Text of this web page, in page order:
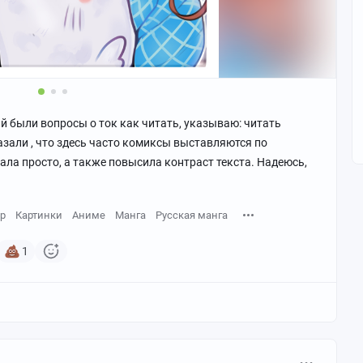
были вопросы о ток как читать, указываю: читать
, что здесь часто комиксы выставляются по
просто, а также повысила контраст текста. Надеюсь,
Картинки Аниме Манга Русская манга
1